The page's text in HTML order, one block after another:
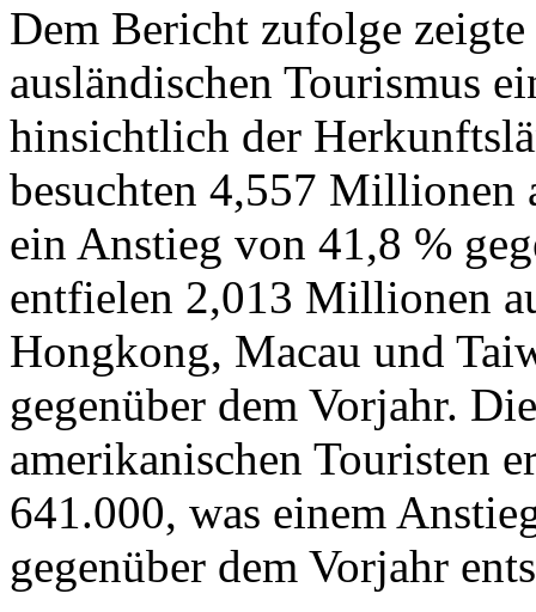
Dem Bericht zufolge
ausländischen Tourismus
hinsichtlich der
besuchten 4,557 Millionen
ein Anstieg von 41,8 %
entfielen 2,013 Millionen
Hongkong, Macau und
gegenüber dem Vorjahr.
amerikanischen Touristen
641.000, was einem
gegenüber dem Vorjahr